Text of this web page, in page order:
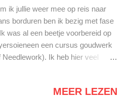
ik jullie weer mee op reis naar
borduren ben ik bezig met fase
was al een beetje voorbereid op
een cursus goudwerk
Ik heb hier veel
;) Het was maar goed dat op de
MEER LEZEN